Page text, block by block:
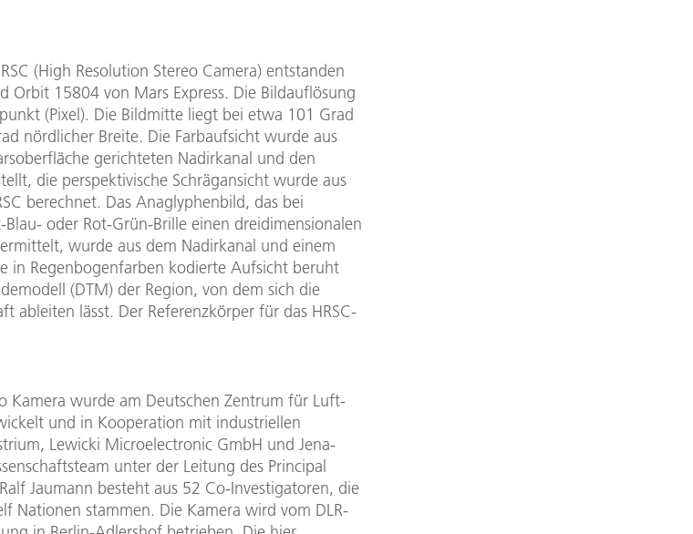
(High Resolution Stereo Camera) entstanden
Orbit 15804 von Mars Express. Die Bildauflösung
(Pixel). Die Bildmitte liegt bei etwa 101 Grad
nördlicher Breite. Die Farbaufsicht wurde aus
gerichteten Nadirkanal und den
die perspektivische Schrägansicht wurde aus
berechnet. Das Anaglyphenbild, das bei
oder Rot-Grün-Brille einen dreidimensionalen
wurde aus dem Nadirkanal und einem
in Regenbogenfarben kodierte Aufsicht beruht
(DTM) der Region, von dem sich die
ableiten lässt. Der Referenzkörper für das HRSC-
Kamera wurde am Deutschen Zentrum für Luft-
und in Kooperation mit industriellen
Lewicki Microelectronic GmbH und Jena-
unter der Leitung des Principal
Jaumann besteht aus 52 Co-Investigatoren, die
Nationen stammen. Die Kamera wird vom DLR-